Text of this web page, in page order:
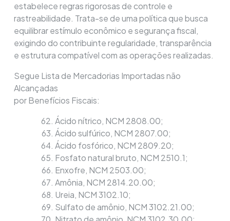
estabelece regras rigorosas de controle e
rastreabilidade. Trata-se de uma política que busca
equilibrar estímulo econômico e segurança fiscal,
exigindo do contribuinte regularidade, transparência
e estrutura compatível com as operações realizadas.
Segue Lista de Mercadorias Importadas não
Alcançadas
por Benefícios Fiscais:
Ácido nítrico, NCM 2808.00;
Ácido sulfúrico, NCM 2807.00;
Ácido fosfórico, NCM 2809.20;
Fosfato natural bruto, NCM 2510.1;
Enxofre, NCM 2503.00;
Amônia, NCM 2814.20.00;
Ureia, NCM 3102.10;
Sulfato de amônio, NCM 3102.21.00;